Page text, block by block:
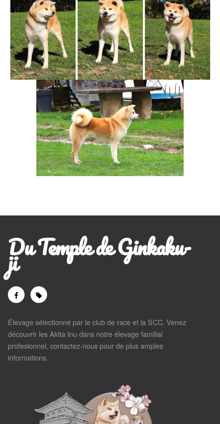
Du Temple de Ginkaku-
ji
Élevage sélectionné par le club de race et la SCC. Venez
découvrir les Akita Inu dans notre élevage familial
profesionnel, contactez-nous pour de plus amples
informations.